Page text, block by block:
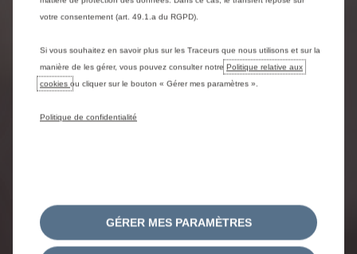
votre consentement (art. 49.1.a du RGPD).
Si vous souhaitez en savoir plus sur les Traceurs que nous utilisons et sur la
manière de les gérer, vous pouvez consulter notre Politique relative aux
cookies ou cliquer sur le bouton « Gérer mes paramètres ».
Politique de confidentialité
GÉRER MES PARAMÈTRES